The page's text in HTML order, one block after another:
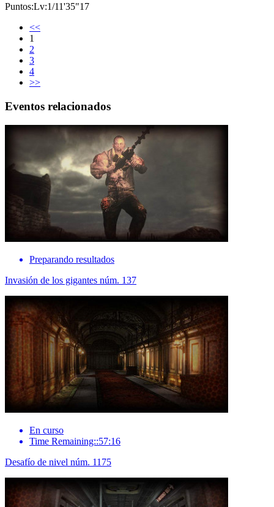
Puntos:Lv:1/11'35"17
<<
1
2
3
4
>>
Eventos relacionados
Preparando resultados
Invasión de los gigantes núm. 137
En curso
Time Remaining::57:16
Desafío de nivel núm. 1175